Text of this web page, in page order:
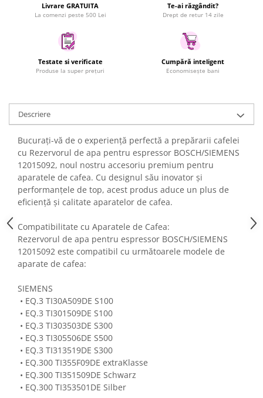
Accesorii si piese masini spalat
Accesorii si piese masini spalat
Aparate Frigorifice
Climatizare & sisteme de incalzire
Electrocasnice pentru Bucatarie
Fiare de calcat si masini de cusut
Ingrijire Locuinta
Purificatoare de aer
Fashion
Bijuterii
Ceasuri barbatesti
Ceasuri dama
Cutii, curele si accesorii ceasuri
Genti si accesorii barbati
Genti si accesorii femei
Imbracaminte barbati
Imbracaminte femei
Imbracaminte si Incaltaminte copii
Incaltaminte barbati
Incaltaminte femei
Ochelari de soare
Ochelari de vedere
Livrare GRATUITA
La comenzi peste 500 Lei
Te-ai răzgândit?
Drept de retur 14 zile
Testate si verificate
Produse la super prețuri
Cumpără inteligent
Economisește bani
Descriere
Bucurați-vă de o experiență perfectă a prepărarii cafelei
cu Rezervorul de apa pentru espressor BOSCH/SIEMENS
12015092, noul nostru accesoriu premium pentru
aparatele de cafea. Cu designul său inovator și
performanțele de top, acest produs aduce un plus de
eficiență și calitate aparatelor de cafea.
Compatibilitate cu Aparatele de Cafea:
Rezervorul de apa pentru espressor BOSCH/SIEMENS
12015092 este compatibil cu următoarele modele de
aparate de cafea:
SIEMENS
• EQ.3 TI30A509DE S100
• EQ.3 TI301509DE S100
• EQ.3 TI303503DE S300
• EQ.3 TI305506DE S500
• EQ.3 TI313519DE S300
• EQ.300 TI355F09DE extraKlasse
• EQ.300 TI351509DE Schwarz
• EQ.300 TI353501DE Silber